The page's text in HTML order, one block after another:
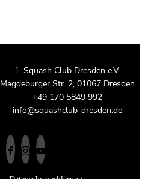
1. Squash Club Dresden e.V.
Magdeburger Str. 2, 01067 Dresden
+49 170 5849 992
info@squashclub-dresden.de